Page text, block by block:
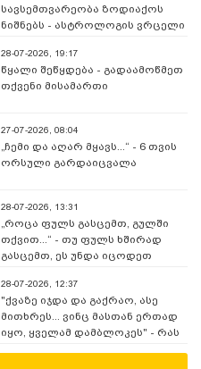
სავსემთვარეობა ზოდიაქოს
ნიშნებს - ასტროლოგის ვრცელი
28-07-2026, 19:17
წყალი შეწყდება - გადაამოწმეთ
თქვენი მისამართი
27-07-2026, 08:04
„ჩემი და აღარ მყავს...“ - 6 თვის
ორსული გარდაიცვალა
28-07-2026, 13:31
„როცა ფულს გასცემთ, გულში
თქვით...“ - თუ ფულს ხშირად
გასცემთ, ეს უნდა იცოდეთ
28-07-2026, 12:37
"ქვაზე იჯდა და გაქრაო, ასე
მითხრეს... ვინც მასთან ერთად
იყო, ყველამ დამბლოკეს" - რას